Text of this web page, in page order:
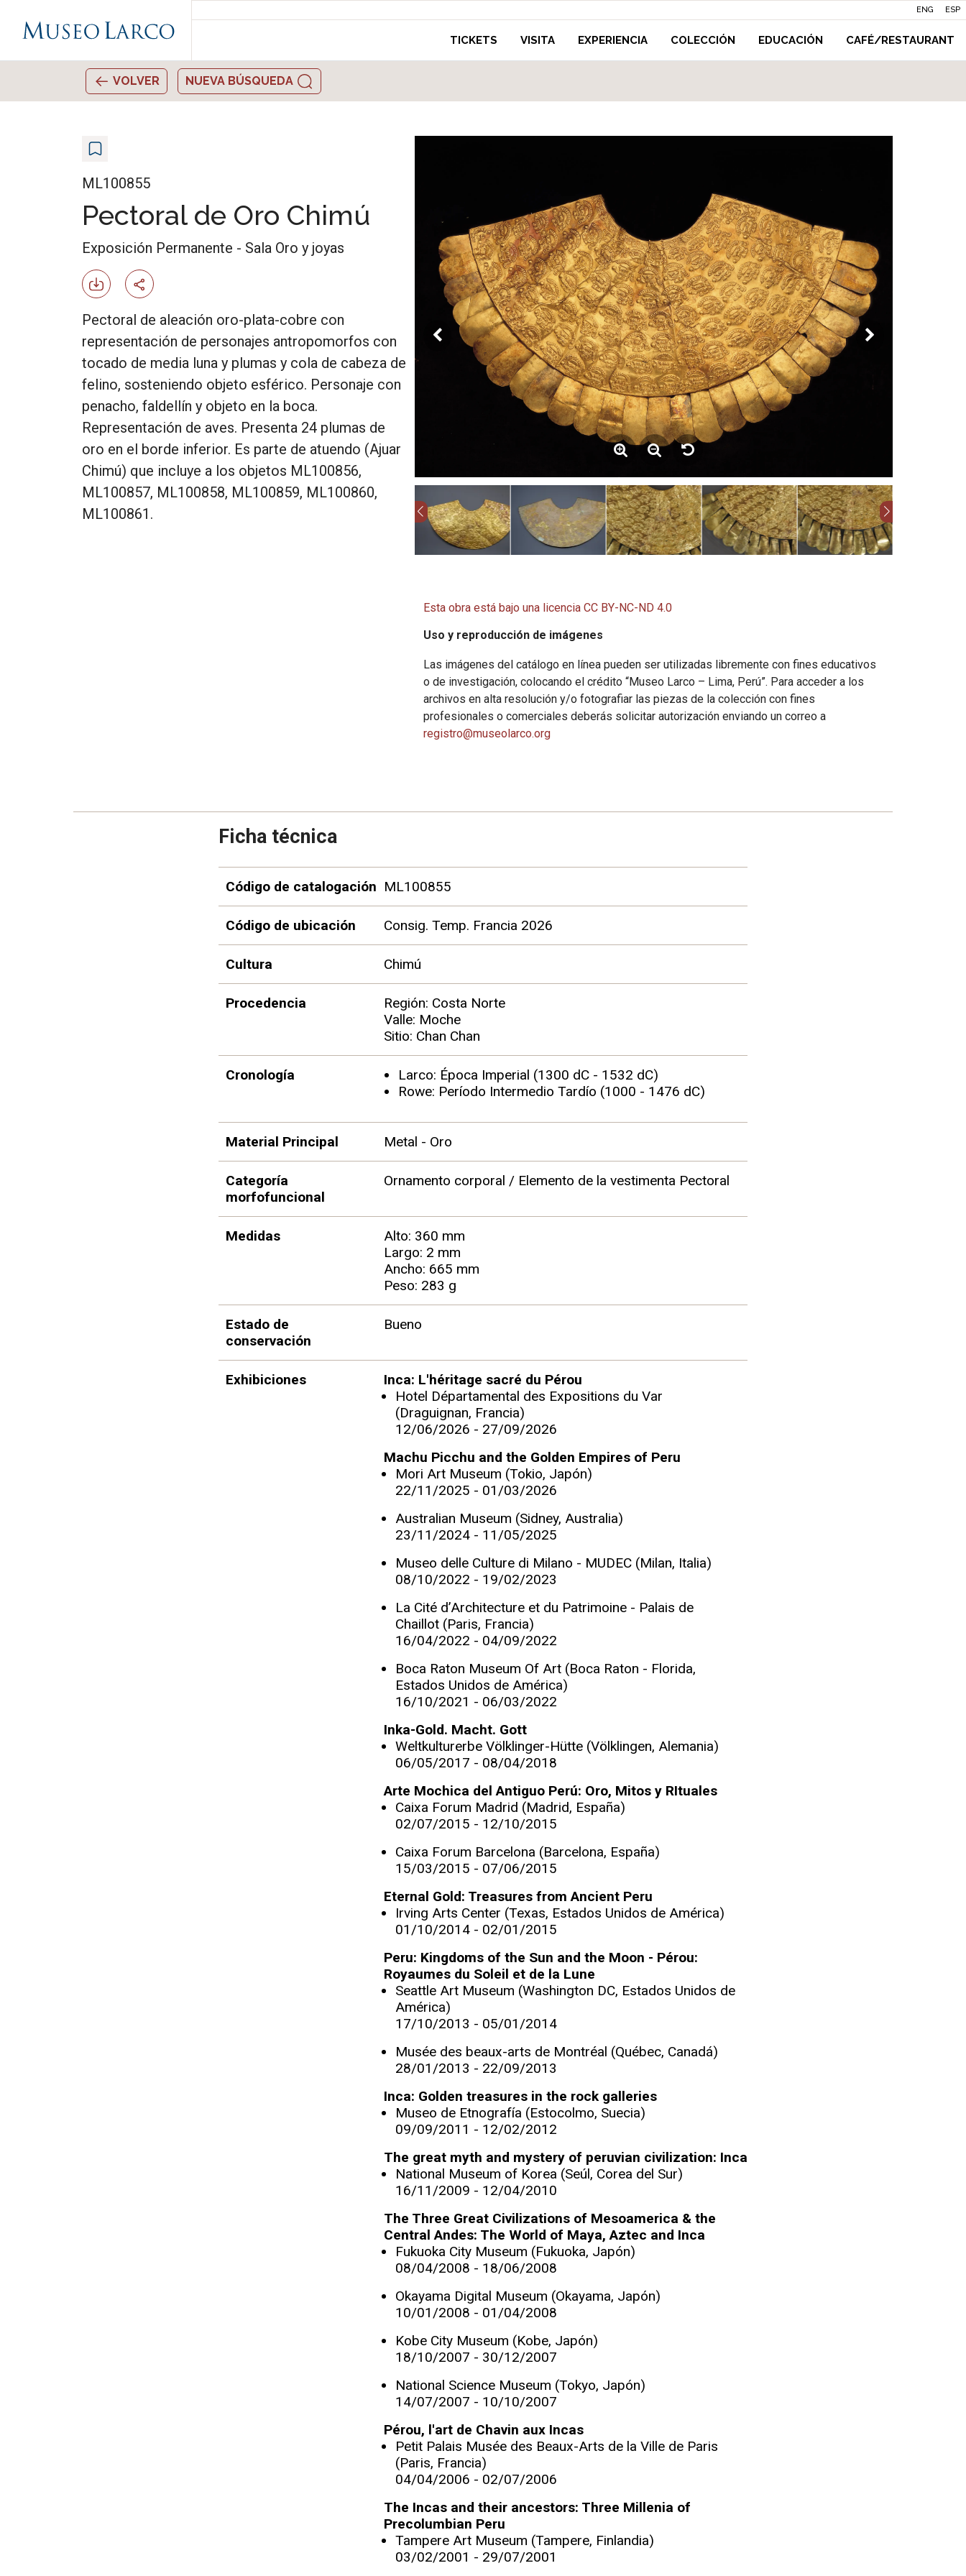
ENG ESP
TICKETS VISITA EXPERIENCIA COLECCIÓN EDUCACIÓN CAFÉ/RESTAURANT
VOLVER NUEVA BÚSQUEDA
ML100855
Pectoral de Oro Chimú
Exposición Permanente - Sala Oro y joyas
Pectoral de aleación oro-plata-cobre con
representación de personajes antropomorfos con
tocado de media luna y plumas y cola de cabeza de
felino, sosteniendo objeto esférico. Personaje con
penacho, faldellín y objeto en la boca.
Representación de aves. Presenta 24 plumas de
oro en el borde inferior. Es parte de atuendo (Ajuar
Chimú) que incluye a los objetos ML100856,
ML100857, ML100858, ML100859, ML100860,
ML100861.
Esta obra está bajo una licencia CC BY-NC-ND 4.0
Uso y reproducción de imágenes
Las imágenes del catálogo en línea pueden ser utilizadas libremente con fines educativos
o de investigación, colocando el crédito “Museo Larco – Lima, Perú”. Para acceder a los
archivos en alta resolución y/o fotografiar las piezas de la colección con fines
profesionales o comerciales deberás solicitar autorización enviando un correo a
registro@museolarco.org
Ficha técnica
Código de catalogación ML100855
Código de ubicación Consig. Temp. Francia 2026
Cultura Chimú
Procedencia
Región: Costa Norte
Valle: Moche
Sitio: Chan Chan
Cronología
Larco: Época Imperial (1300 dC - 1532 dC)
Rowe: Período Intermedio Tardío (1000 - 1476 dC)
Material Principal Metal - Oro
Categoría
morfofuncional
Ornamento corporal / Elemento de la vestimenta Pectoral
Medidas
Alto: 360 mm
Largo: 2 mm
Ancho: 665 mm
Peso: 283 g
Estado de
conservación
Bueno
Exhibiciones
Inca: L'héritage sacré du Pérou
Hotel Départamental des Expositions du Var
(Draguignan, Francia)
12/06/2026 - 27/09/2026
Machu Picchu and the Golden Empires of Peru
Mori Art Museum (Tokio, Japón)
22/11/2025 - 01/03/2026
Australian Museum (Sidney, Australia)
23/11/2024 - 11/05/2025
Museo delle Culture di Milano - MUDEC (Milan, Italia)
08/10/2022 - 19/02/2023
La Cité d’Architecture et du Patrimoine - Palais de
Chaillot (Paris, Francia)
16/04/2022 - 04/09/2022
Boca Raton Museum Of Art (Boca Raton - Florida,
Estados Unidos de América)
16/10/2021 - 06/03/2022
Inka-Gold. Macht. Gott
Weltkulturerbe Völklinger-Hütte (Völklingen, Alemania)
06/05/2017 - 08/04/2018
Arte Mochica del Antiguo Perú: Oro, Mitos y RItuales
Caixa Forum Madrid (Madrid, España)
02/07/2015 - 12/10/2015
Caixa Forum Barcelona (Barcelona, España)
15/03/2015 - 07/06/2015
Eternal Gold: Treasures from Ancient Peru
Irving Arts Center (Texas, Estados Unidos de América)
01/10/2014 - 02/01/2015
Peru: Kingdoms of the Sun and the Moon - Pérou:
Royaumes du Soleil et de la Lune
Seattle Art Museum (Washington DC, Estados Unidos de
América)
17/10/2013 - 05/01/2014
Musée des beaux-arts de Montréal (Québec, Canadá)
28/01/2013 - 22/09/2013
Inca: Golden treasures in the rock galleries
Museo de Etnografía (Estocolmo, Suecia)
09/09/2011 - 12/02/2012
The great myth and mystery of peruvian civilization: Inca
National Museum of Korea (Seúl, Corea del Sur)
16/11/2009 - 12/04/2010
The Three Great Civilizations of Mesoamerica & the
Central Andes: The World of Maya, Aztec and Inca
Fukuoka City Museum (Fukuoka, Japón)
08/04/2008 - 18/06/2008
Okayama Digital Museum (Okayama, Japón)
10/01/2008 - 01/04/2008
Kobe City Museum (Kobe, Japón)
18/10/2007 - 30/12/2007
National Science Museum (Tokyo, Japón)
14/07/2007 - 10/10/2007
Pérou, l'art de Chavin aux Incas
Petit Palais Musée des Beaux-Arts de la Ville de Paris
(Paris, Francia)
04/04/2006 - 02/07/2006
The Incas and their ancestors: Three Millenia of
Precolumbian Peru
Tampere Art Museum (Tampere, Finlandia)
03/02/2001 - 29/07/2001